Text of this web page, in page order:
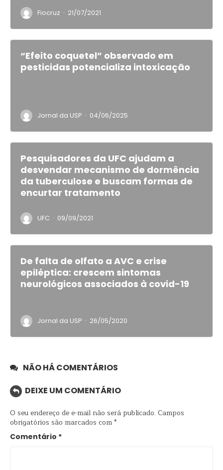
Fiocruz · 21/07/2021
“Efeito coquetel” observado em
pesticidas potencializa intoxicação
Jornal da USP · 04/06/2025
Pesquisadores da UFC ajudam a
desvendar mecanismo de dormência
da tuberculose e buscam formas de
encurtar tratamento
UFC · 09/09/2021
De falta de olfato a AVC e crise
epiléptica: crescem sintomas
neurológicos associados à covid-19
Jornal da USP · 26/05/2020
NÃO HÁ COMENTÁRIOS
DEIXE UM COMENTÁRIO
O seu endereço de e-mail não será publicado. Campos
obrigatórios são marcados com*
Comentário *